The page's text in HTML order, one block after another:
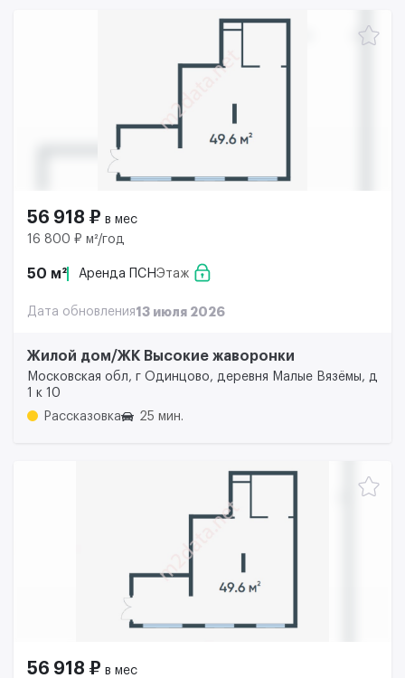
56 918 ₽ в мес
16 800 ₽ м²/год
50 м² Аренда ПСНЭтаж
Дата обновления13 июля 2026
Жилой дом/ЖК Высокие жаворонки
Московская обл, г Одинцово, деревня Малые Вязёмы, д
1 к 10
Рассказовка
25 мин.
56 918 ₽ в мес